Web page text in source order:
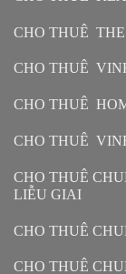
CHO THUÊ
CHO THUÊ
CHO THUÊ
CHO THUÊ
CHO THUÊ
LIỄU GIAI
CHO THUÊ
CHO THUÊ